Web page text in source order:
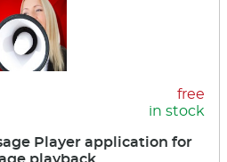
free
in stock
Player application for
playback